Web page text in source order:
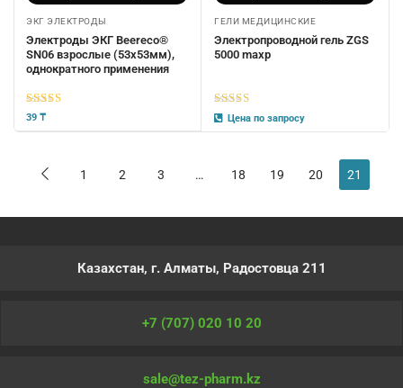
ЭКГ ЭЛЕКТРОДЫ
Электроды ЭКГ Beereco®
SN06 взрослые (53х53мм),
однократного применения
5из 5
39 ₸
ГЕЛИ МЕДИЦИНСКИЕ
Электропроводной гель ZGS
5000 maxp
5из 5
Цена по запросу
1 2 3 … 18 19 20 21
Казахстан, г. Алматы, Радостовца 211
+7 (707) 020 10 20
sale@tez-pharm.kz